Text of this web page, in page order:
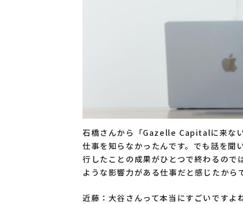
石橋さんから「Gazelle Capitalに来な
仕事を知らなかったんです。でも話を聞
行したことの成果がひとつで終わるので
ような影響力がある仕事だと感じたからで
近藤：大谷さんって本当にすごいです